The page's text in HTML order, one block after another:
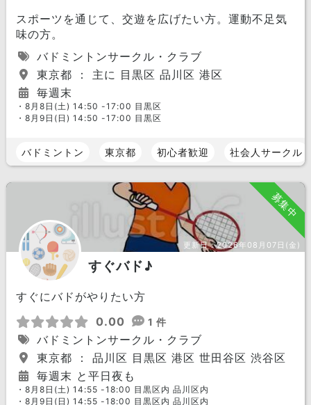
スポーツを通じて、交遊を広げたい方。運動不足気
味の方。
バドミントンサークル・クラブ
東京都 ： 主に 目黒区 品川区 港区
毎週末
・8月8日(土) 14:50 -17:00 目黒区
・8月9日(日) 14:50 -17:00 目黒区
バドミントン 東京都 初心者歓迎 社会人サークル
募集中
更新日：2026年08月07日(金)
すぐバド♪
すぐにバドがやりたい方
0.00
1 件
バドミントンサークル・クラブ
東京都 ： 品川区 目黒区 港区 世田谷区 渋谷区
毎週末 と平日夜も
・8月8日(土) 14:55 -18:00 目黒区内 品川区内
・8月9日(日) 14:55 -18:00 目黒区内 品川区内